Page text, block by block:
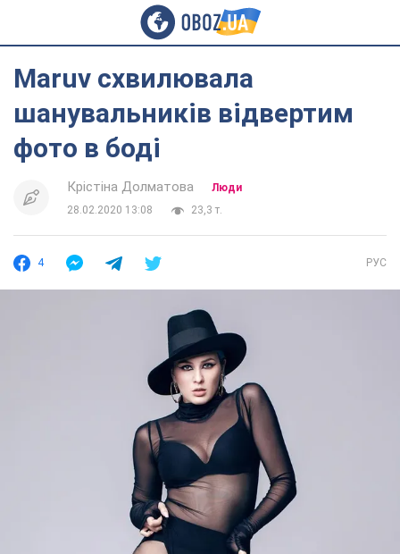
Maruv схвилювала
шанувальників відвертим
фото в боді
Крістіна Долматова
Люди
28.02.2020 13:08
23,3 т.
4 РУС